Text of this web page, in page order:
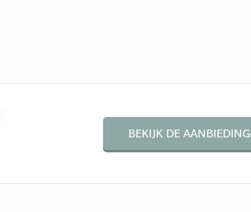
BEKIJK DE AANBIEDING